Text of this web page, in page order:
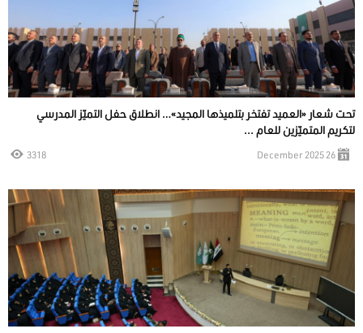
تحت شعار «العميد تفتخر بتلميذها المجيد»… انطلاق حفل التميّز المدرسي
لتكريم المتميّزين للعام ...
26 December 2025
3318